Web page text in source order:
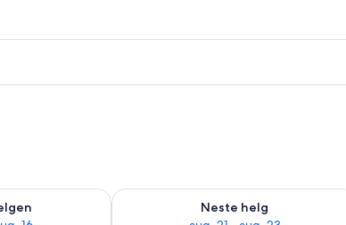
denne helgen, aug. 14 - aug. 16
Neste helg
Sjekk tilgjengelighet for neste helg,